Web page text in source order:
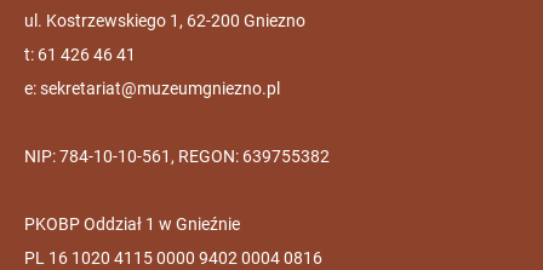
ul. Kostrzewskiego 1, 62-200 Gniezno
t: 61 426 46 41
e:sekretariat@muzeumgniezno.pl
NIP: 784-10-10-561, REGON: 639755382
PKOBP Oddział 1 w Gnieźnie
PL 16 1020 4115 0000 9402 0004 0816